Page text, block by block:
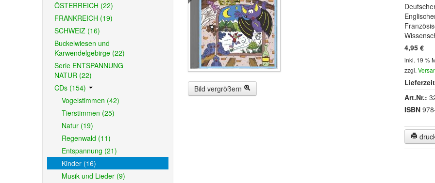
Bild vergrößern
4,95 €
inkl. 19 %
zzgl.
Art.Nr.:
ISBN
ÖSTERREICH (22)
FRANKREICH (19)
SCHWEIZ (16)
Buckelwiesen und
Karwendelgebirge (22)
Serie ENTSPANNUNG
NATUR (22)
CDs (154)
Vogelstimmen (42)
Tierstimmen (25)
Natur (19)
Regenwald (11)
Entspannung (21)
Kinder (16)
Musik und Lieder (9)